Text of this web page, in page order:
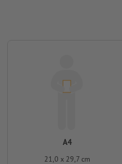
A4
21,0 x 29,7 cm